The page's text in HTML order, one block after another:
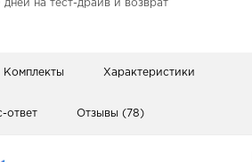
дней на тест-драйв и возврат
Комплекты Характеристики
ответ Отзывы (78)